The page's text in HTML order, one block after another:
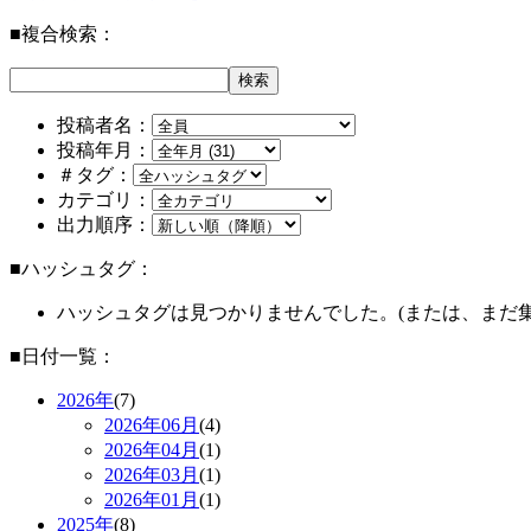
■複合検索：
投稿者名：
投稿年月：
＃タグ：
カテゴリ：
出力順序：
■ハッシュタグ：
ハッシュタグは見つかりませんでした。(または、まだ
■日付一覧：
2026年(7)
2026年06月 (4)
2026年04月 (1)
2026年03月 (1)
2026年01月 (1)
2025年(8)